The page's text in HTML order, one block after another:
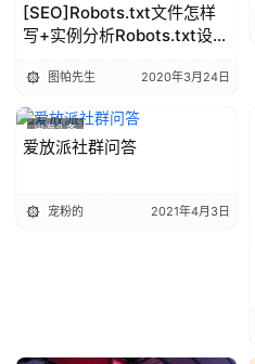
实
战
享
例
[SEO]Robots.txt文件怎样
写+实例分析Robots.txt设置
征）图帕先生 2020年3月24日
出海头条
爱放派社群问答
宠粉的 2021年4月3日